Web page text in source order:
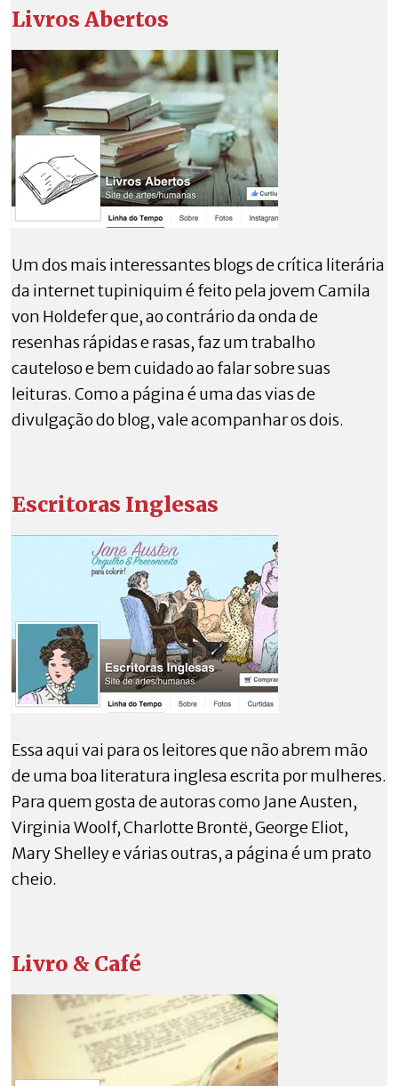
Livros Abertos
Um dos mais interessantes blogs de crítica literária
da internet tupiniquim é feito pela jovem Camila
von Holdefer que, ao contrário da onda de
resenhas rápidas e rasas, faz um trabalho
cauteloso e bem cuidado ao falar sobre suas
leituras. Como a página é uma das vias de
divulgação do blog, vale acompanhar os dois.
Escritoras Inglesas
Essa aqui vai para os leitores que não abrem mão
de uma boa literatura inglesa escrita por mulheres.
Para quem gosta de autoras como Jane Austen,
Virginia Woolf, Charlotte Brontë, George Eliot,
Mary Shelley e várias outras, a página é um prato
cheio.
Livro & Café